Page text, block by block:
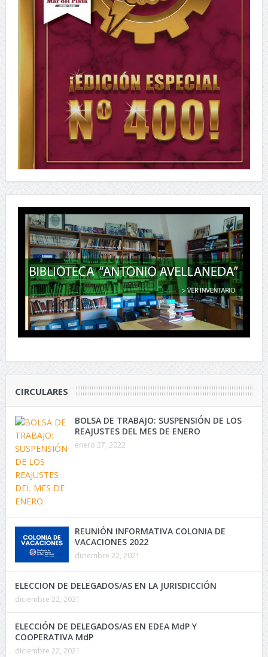
CIRCULARES
BOLSA DE TRABAJO: SUSPENSIÓN DE LOS
REAJUSTES DEL MES DE ENERO
enero 27, 2022
REUNIÓN INFORMATIVA COLONIA DE
VACACIONES 2022
diciembre 22, 2021
ELECCION DE DELEGADOS/AS EN LA JURISDICCIÓN
diciembre 22, 2021
ELECCIÓN DE DELEGADOS/AS EN EDEA MdP Y
COOPERATIVA MdP
diciembre 22, 2021